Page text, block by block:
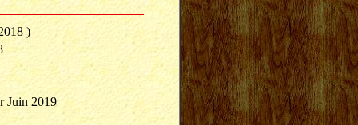
)
Juin 2019